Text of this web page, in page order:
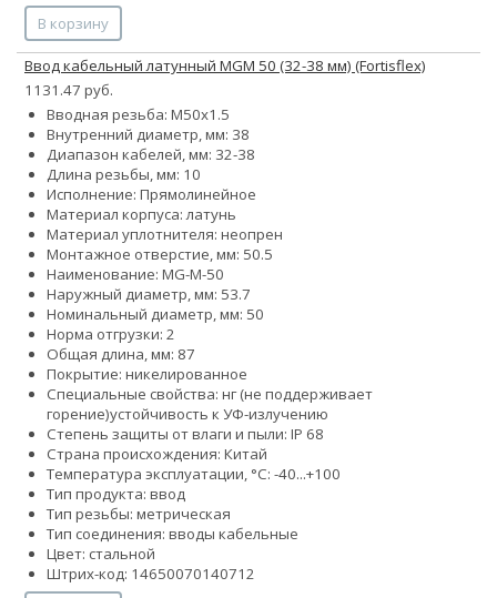
В корзину
Ввод кабельный латунный MGM 50 (32-38 мм) (Fortisflex)
1131.47 руб.
Вводная резьба: M50x1.5
Внутренний диаметр, мм: 38
Диапазон кабелей, мм: 32-38
Длина резьбы, мм: 10
Исполнение: Прямолинейное
Материал корпуса: латунь
Материал уплотнителя: неопрен
Монтажное отверстие, мм: 50.5
Наименование: MG-M-50
Наружный диаметр, мм: 53.7
Номинальный диаметр, мм: 50
Норма отгрузки: 2
Общая длина, мм: 87
Покрытие: никелированное
Специальные свойства: нг (не поддерживает
горение)устойчивость к УФ-излучению
Степень защиты от влаги и пыли: IP 68
Страна происхождения: Китай
Температура эксплуатации, °С: -40...+100
Тип продукта: ввод
Тип резьбы: метрическая
Тип соединения: вводы кабельные
Цвет: стальной
Штрих-код: 14650070140712